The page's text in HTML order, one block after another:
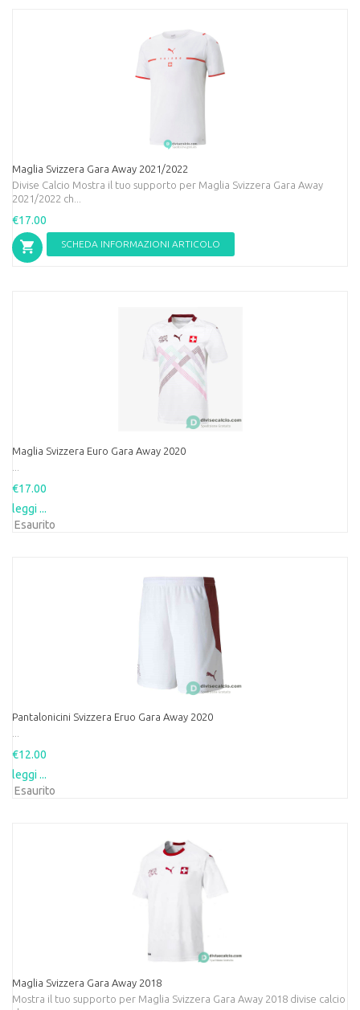
Maglia Svizzera Gara Away 2021/2022
Divise Calcio Mostra il tuo supporto per Maglia Svizzera Gara Away
2021/2022 ch...
€17.00
SCHEDA INFORMAZIONI ARTICOLO
Maglia Svizzera Euro Gara Away 2020
€17.00
leggi ...
Esaurito
Pantalonicini Svizzera Eruo Gara Away 2020
€12.00
leggi ...
Esaurito
Maglia Svizzera Gara Away 2018
Mostra il tuo supporto per Maglia Svizzera Gara Away 2018 divise calcio